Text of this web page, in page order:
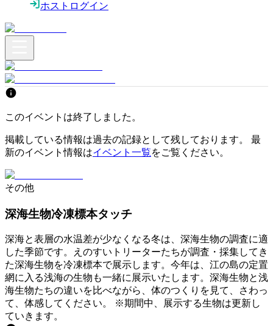
ホストログイン
このイベントは終了しました。
掲載している情報は過去の記録として残しております。 最
新のイベント情報はイベント一覧をご覧ください。
その他
深海生物冷凍標本タッチ
深海と表層の水温差が少なくなる冬は、深海生物の調査に適
した季節です。えのすいトリーターたちが調査・採集してき
た深海生物を冷凍標本で展示します。今年は、江の島の定置
網に入る浅海の生物も一緒に展示いたします。深海生物と浅
海生物たちの違いを比べながら、体のつくりを見て、さわっ
て、体感してください。 ※期間中、展示する生物は更新し
ていきます。